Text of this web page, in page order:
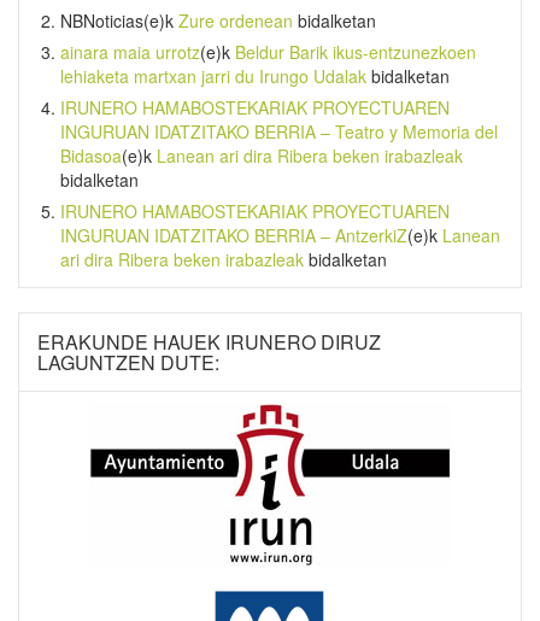
NBNoticias(e)k Zure ordenean bidalketan
ainara maia urrotz(e)k Beldur Barik ikus-entzunezkoen
lehiaketa martxan jarri du Irungo Udalak bidalketan
IRUNERO HAMABOSTEKARIAK PROYECTUAREN
INGURUAN IDATZITAKO BERRIA – Teatro y Memoria del
Bidasoa(e)k Lanean ari dira Ribera beken irabazleak
bidalketan
IRUNERO HAMABOSTEKARIAK PROYECTUAREN
INGURUAN IDATZITAKO BERRIA – AntzerkiZ(e)k Lanean
ari dira Ribera beken irabazleak bidalketan
ERAKUNDE HAUEK IRUNERO DIRUZ
LAGUNTZEN DUTE: